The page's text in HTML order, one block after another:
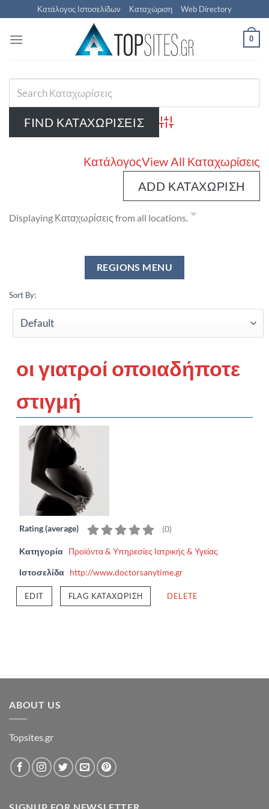
Μετάβαση
στο
περιεχόμενο
Κατάλογος Ιστοσελίδων Καταχώριση Web Directory
0
Advanced Search
ΚατάλογοςView All Καταχωρίσεις
ADD ΚΑΤΑΧΏΡΙΣΗ
Displaying Καταχωρίσεις from all locations.
Sort By:
οι γιατροί οποιαδήποτε
στιγμή
Rating (average) (0)
Κατηγορία Προϊόντα & Υπηρεσίες Ιατρικής & Υγείας
Ιστοσελίδα http://www.doctorsanytime.gr
EDIT FLAG ΚΑΤΑΧΏΡΙΣΗ DELETE
ABOUT US
Topsites.gr